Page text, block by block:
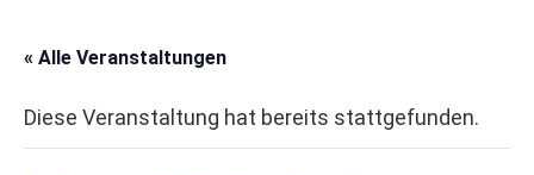
« Alle Veranstaltungen
Diese Veranstaltung hat bereits stattgefunden.